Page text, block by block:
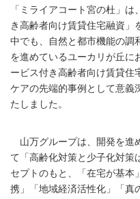
「ミライアコート宮の杜」
き高齢者向け賃貸住宅融資」
中でも、自然と都市機能の調
を進めているユーカリが丘に
ービス付き高齢者向け賃貸住
ケアの先端的事例として意義
たしました。
山万グループは、開発を進
て「高齢化対策と少子化対策
セプトのもと、「在宅が基本
携」「地域経済活性化」「真